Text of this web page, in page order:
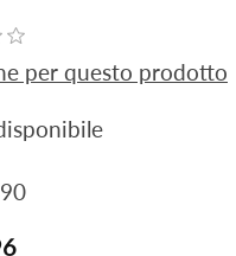
per questo prodotto